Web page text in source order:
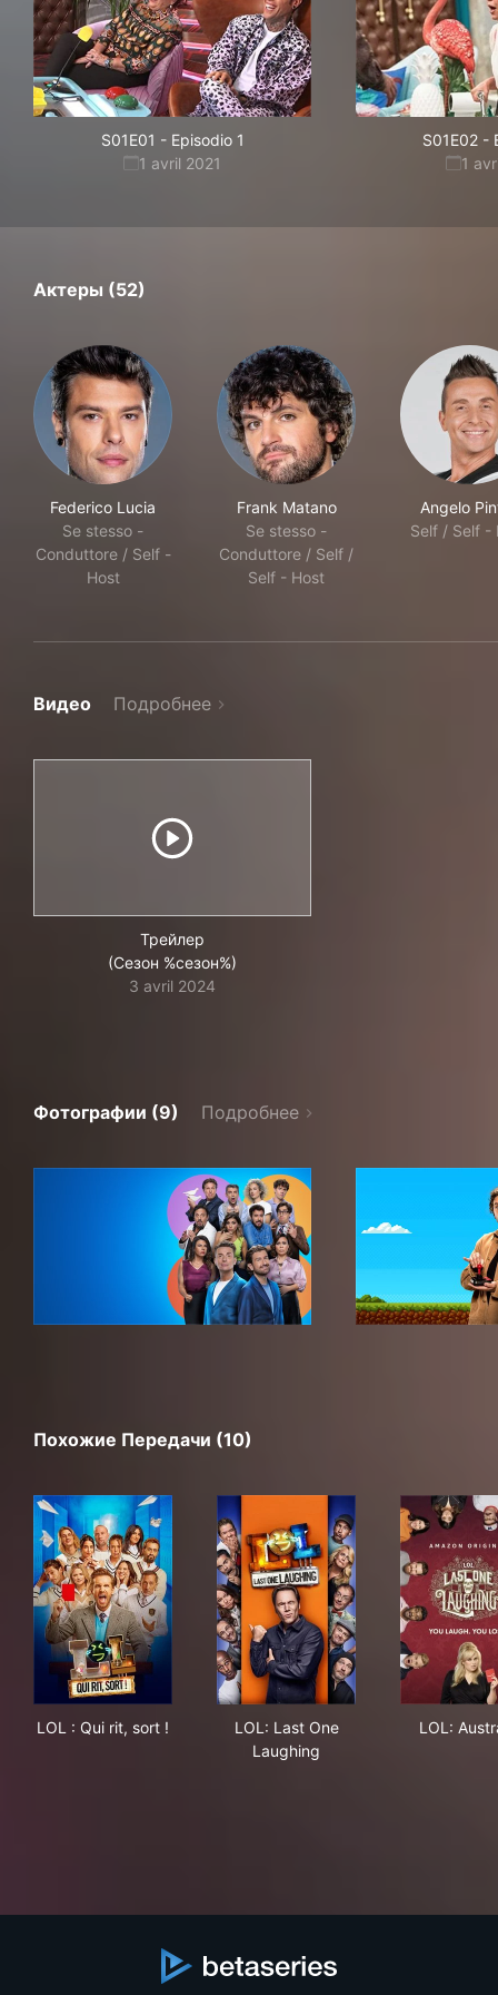
S01E01 - Episodio 1
1 avril 2021
S01E02-
1
Актеры (52)
Federico Lucia
Se stesso -
Conduttore / Self -
Host
Frank Matano
Se stesso -
Conduttore / Self /
Self - Host
Angelo
Self / Self -
Видео Подробнее
Трейлер
(Сезон %сезон%)
3 avril 2024
Фотографии (9) Подробнее
Похожие Передачи (10)
LOL : Qui rit, sort !
LOL: Last One
Laughing
LOL: